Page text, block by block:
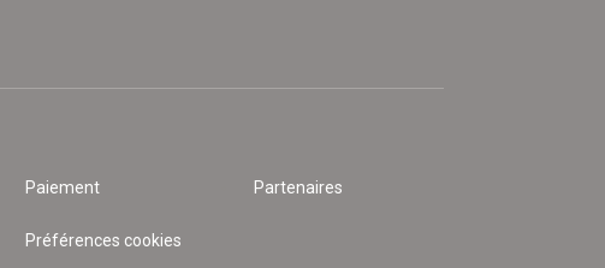
Paiement Partenaires
Préférences cookies